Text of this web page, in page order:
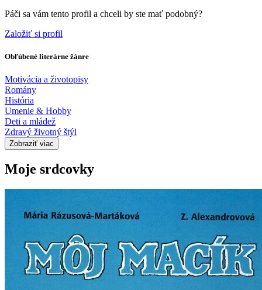
Páči sa vám tento profil a chceli by ste mať podobný?
Založiť si profil
Obľúbené literárne žánre
Motivácia a životopisy
Romány
História
Umenie & Hobby
Deti a mládež
Zdravý životný štýl
Zobraziť viac
Moje srdcovky